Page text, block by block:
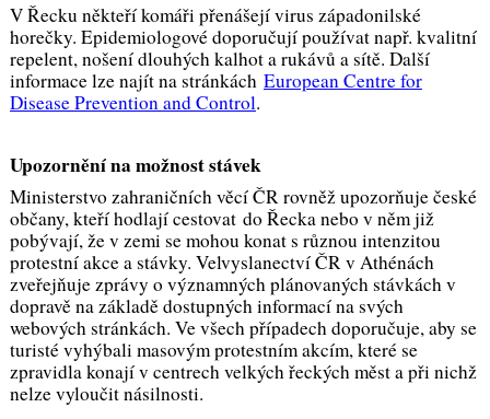
V Řecku někteří komáři přenášejí virus západonilské
horečky. Epidemiologové doporučují používat např. kvalitní
repelent, nošení dlouhých kalhot a rukávů a sítě. Další
informace lze najít na stránkách European Centre for
Disease Prevention and Control.
Upozornění na možnost stávek
Ministerstvo zahraničních věcí ČR rovněž upozorňuje české
občany, kteří hodlají cestovat do Řecka nebo v něm již
pobývají, že v zemi se mohou konat s různou intenzitou
protestní akce a stávky. Velvyslanectví ČR v Athénách
zveřejňuje zprávy o významných plánovaných stávkách v
dopravě na základě dostupných informací na svých
webových stránkách. Ve všech případech doporučuje, aby se
turisté vyhýbali masovým protestním akcím, které se
zpravidla konají v centrech velkých řeckých měst a při nichž
nelze vyloučit násilnosti.